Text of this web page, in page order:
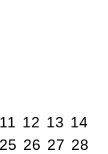
11 12 13 14
25 26 27 28